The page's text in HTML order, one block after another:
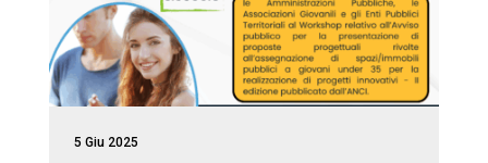
5 Giu 2025